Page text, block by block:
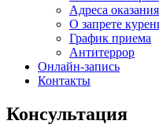
Адреса
О запрете
График приема
Антитеррор
Онлайн-запись
Контакты
Консультация